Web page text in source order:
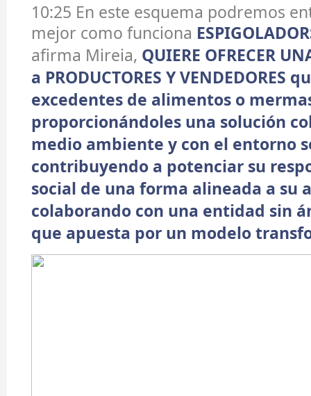
10:25 En este esquema podremos
mejor como funciona
afirma Mireia, QUIERE OFRECER
a PRODUCTORES Y VENDEDORES
excedentes de alimentos o
proporcionándoles una solución
medio ambiente y con el entorno
contribuyendo a potenciar su
social de una forma alineada a su
colaborando con una entidad sin
que apuesta por un modelo